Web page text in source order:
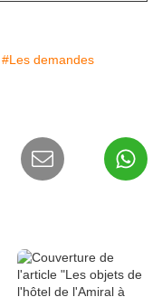
#Les demandes